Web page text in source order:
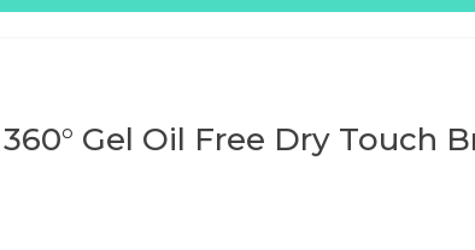
Gel Oil Free Dry Touch